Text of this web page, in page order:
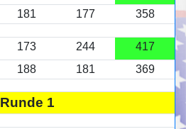
181 177 358
173 244
417
188 181 369
Runde 1